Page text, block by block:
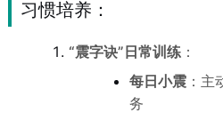
习惯培养：
“震字诀”日常训练：
每日小震：主
务